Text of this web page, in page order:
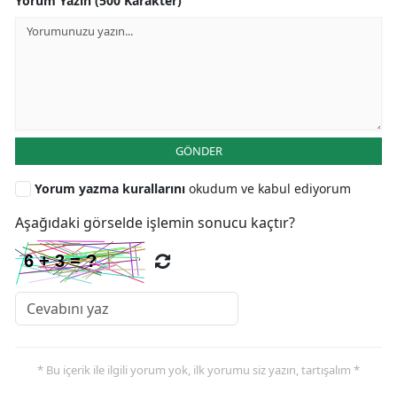
GÖNDER
Yorum yazma kurallarını okudum ve kabul ediyorum
Aşağıdaki görselde işlemin sonucu kaçtır?
* Bu içerik ile ilgili yorum yok, ilk yorumu siz yazın, tartışalım *